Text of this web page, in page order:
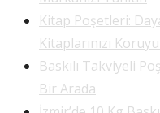
Kitap Poşetleri:
Kitaplarınızı
Baskılı Takviyeli
Bir Arada